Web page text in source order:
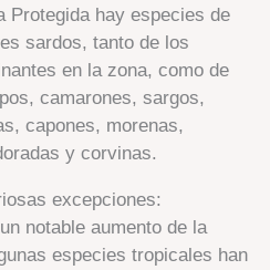
Protegida hay especies de
sardos, tanto de los
en la zona, como de
camarones, sargos,
capones, morenas,
y corvinas.
excepciones:
notable aumento de la
especies tropicales han